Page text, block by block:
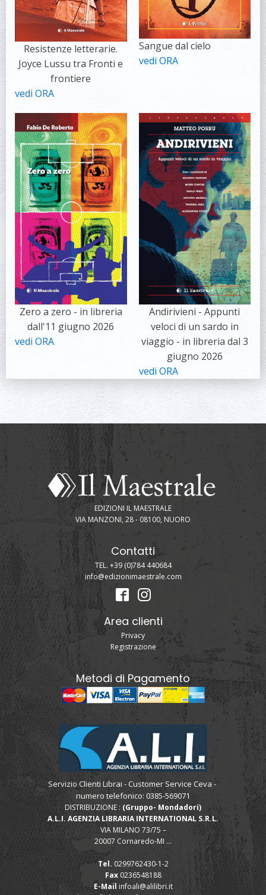
Resistenze letterarie.
Joyce Lussu tra Fronti e
frontiere
vedi ORA
Sangue dal cielo
vedi ORA
Zero a zero - in libreria
dall'11 giugno 2026
vedi ORA
Andirivieni - Appunti
veloci di un sardo in
viaggio - in libreria dal 3
giugno 2026
vedi ORA
EDIZIONI IL MAESTRALE
VIA MANZONI, 28 - 08100, NUORO
Contatti
TEL. +39 (0)784 440684
info@edizionimaestrale.com
Area clienti
Privacy
Registrazione
Metodi di Pagamento
Servizio Clienti Librai - Customer Service Ceva -
numero telefonico: 0385-569071
DISTRIBUZIONE : (Gruppo- Mondadori)
A.L.I. AGENZIA LIBRARIA INTERNATIONAL S.R.L.
VIA MILANO 73/75 –
20007 Cornaredo-MI ...
Tel. 0299762430-1-2
Fax0236548188
E-Mail infoali@alilibri.it